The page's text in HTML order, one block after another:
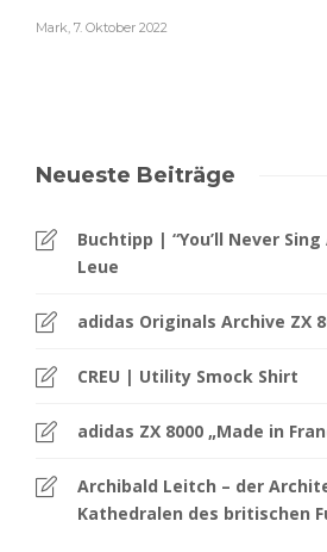
Mark 7. Oktober 2022
Neueste Beiträge
Buchtipp | “You’ll Never
Leue
adidas Originals Archive ZX
CREU | Utility Smock Shirt
adidas ZX 8000 „Made in
Archibald Leitch – der
Kathedralen des britischen